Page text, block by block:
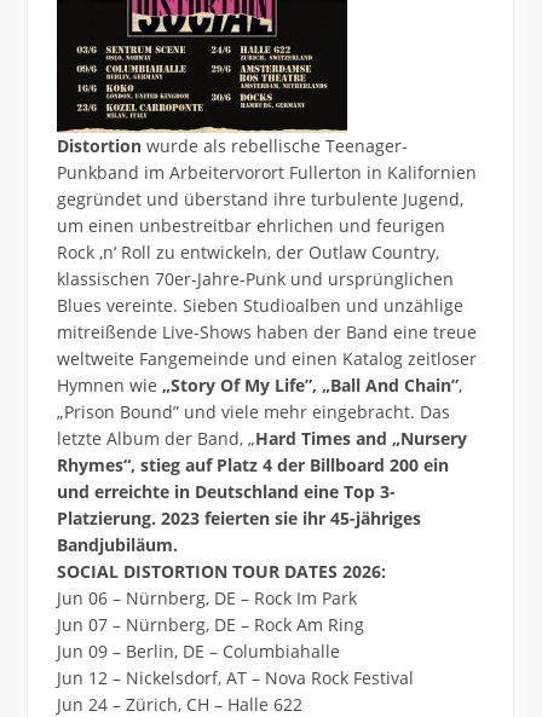
Distortionwurde als rebellische Teenager-
Punkband im Arbeitervorort Fullerton in Kalifornien
gegründet und überstand ihre turbulente Jugend,
um einen unbestreitbar ehrlichen und feurigen
Rock ‚n‘ Roll zu entwickeln, der Outlaw Country,
klassischen 70er-Jahre-Punk und ursprünglichen
Blues vereinte. Sieben Studioalben und unzählige
mitreißende Live-Shows haben der Band eine treue
weltweite Fangemeinde und einen Katalog zeitloser
Hymnen wie „Story Of My Life”, „Ball And Chain”,
„Prison Bound” und viele mehr eingebracht. Das
letzte Album der Band, „Hard Times and „Nursery
Rhymes“, stieg auf Platz 4 der Billboard 200 ein
und erreichte in Deutschland eine Top 3-
Platzierung. 2023 feierten sie ihr 45-jähriges
Bandjubiläum.
SOCIAL DISTORTION TOUR DATES 2026:
Jun 06 – Nürnberg, DE – Rock Im Park
Jun 07 – Nürnberg, DE – Rock Am Ring
Jun 09 – Berlin, DE – Columbiahalle
Jun 12 – Nickelsdorf, AT – Nova Rock Festival
Jun 24 – Zürich, CH – Halle 622